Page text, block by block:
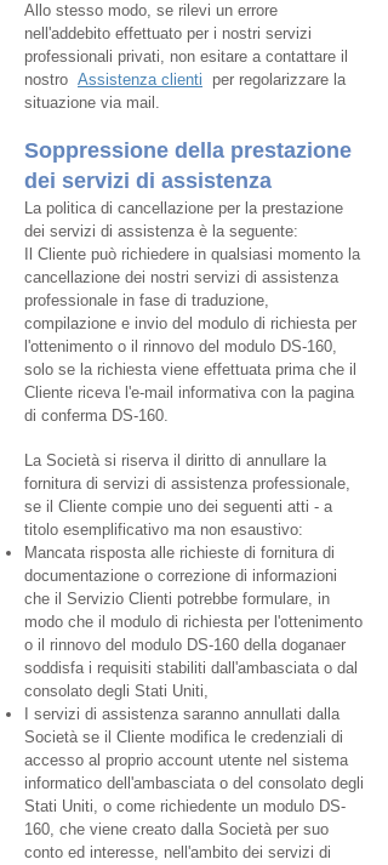
Allo stesso modo, se rilevi un errore
nell'addebito effettuato per i nostri servizi
professionali privati, non esitare a contattare il
nostro Assistenza clienti per regolarizzare la
situazione via mail.
Soppressione della prestazione
dei servizi di assistenza
La politica di cancellazione per la prestazione
dei servizi di assistenza è la seguente:
Il Cliente può richiedere in qualsiasi momento la
cancellazione dei nostri servizi di assistenza
professionale in fase di traduzione,
compilazione e invio del modulo di richiesta per
l'ottenimento o il rinnovo del modulo DS-160,
solo se la richiesta viene effettuata prima che il
Cliente riceva l'e-mail informativa con la pagina
di conferma DS-160.
La Società si riserva il diritto di annullare la
fornitura di servizi di assistenza professionale,
se il Cliente compie uno dei seguenti atti - a
titolo esemplificativo ma non esaustivo:
Mancata risposta alle richieste di fornitura di
documentazione o correzione di informazioni
che il Servizio Clienti potrebbe formulare, in
modo che il modulo di richiesta per l'ottenimento
o il rinnovo del modulo DS-160 della doganaer
soddisfa i requisiti stabiliti dall'ambasciata o dal
consolato degli Stati Uniti,
I servizi di assistenza saranno annullati dalla
Società se il Cliente modifica le credenziali di
accesso al proprio account utente nel sistema
informatico dell'ambasciata o del consolato degli
Stati Uniti, o come richiedente un modulo DS-
160, che viene creato dalla Società per suo
conto ed interesse, nell'ambito dei servizi di